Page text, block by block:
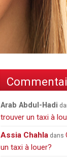
Arab Abdul-Hadi
trouver un taxi à
Assia Chahla dans
un taxi à louer?